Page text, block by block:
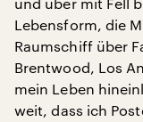
Lebensform, die
Raumschiff über
Brentwood, Los
mein Leben
weit, dass ich